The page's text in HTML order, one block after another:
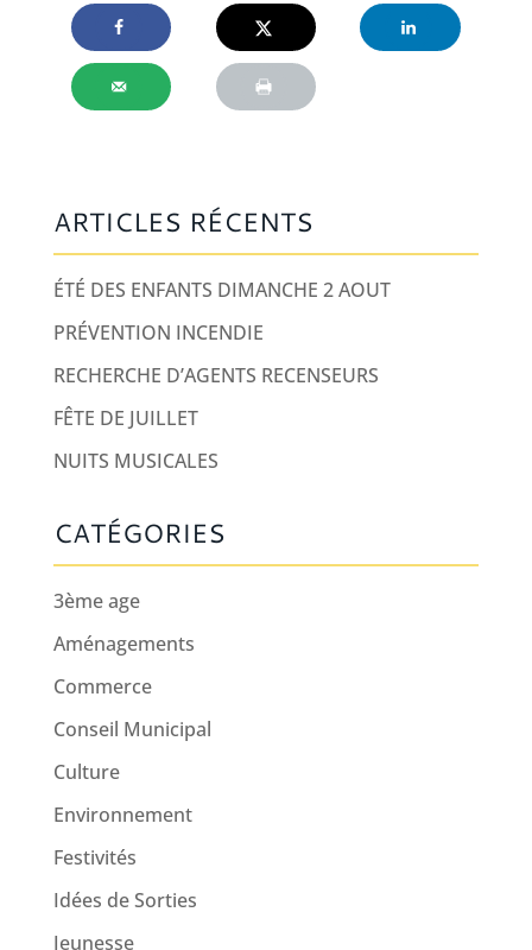
ARTICLES RÉCENTS
ÉTÉ DES ENFANTS DIMANCHE 2 AOUT
PRÉVENTION INCENDIE
RECHERCHE D’AGENTS RECENSEURS
FÊTE DE JUILLET
NUITS MUSICALES
CATÉGORIES
3ème age
Aménagements
Commerce
Conseil Municipal
Culture
Environnement
Festivités
Idées de Sorties
Jeunesse